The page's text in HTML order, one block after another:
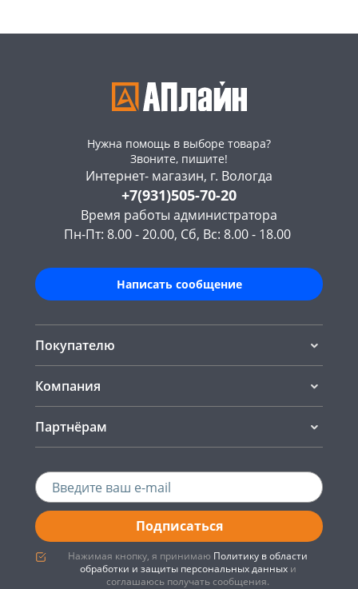
Нужна помощь в выборе товара?
Звоните, пишите!
Интернет- магазин, г. Вологда
+7(931)505-70-20
Время работы администратора
Пн-Пт: 8.00 - 20.00, Сб, Вс: 8.00 - 18.00
Написать сообщение
Покупателю
Компания
Партнёрам
Подписаться
Нажимая кнопку, я принимаю Политику в области
обработки и защиты персональных данныхи
соглашаюсь получать сообщения.